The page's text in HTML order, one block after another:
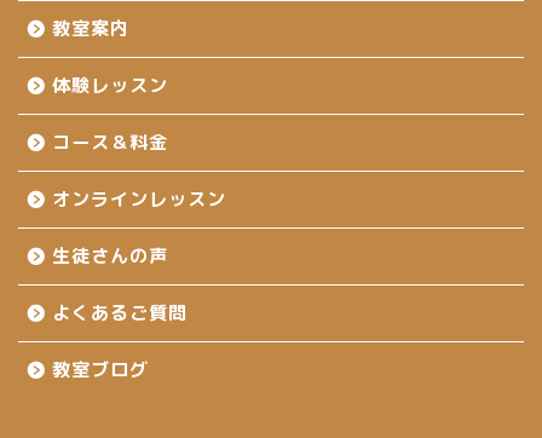
教室案内
体験レッスン
コース＆料金
オンラインレッスン
生徒さんの声
よくあるご質問
教室ブログ